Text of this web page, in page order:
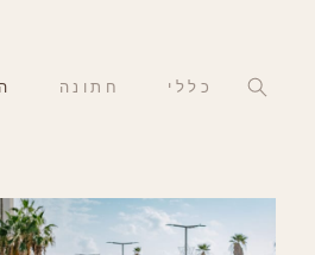
חתונה כללי